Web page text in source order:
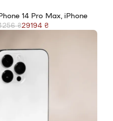
14 Pro Max iPhone
₴29194 ₴